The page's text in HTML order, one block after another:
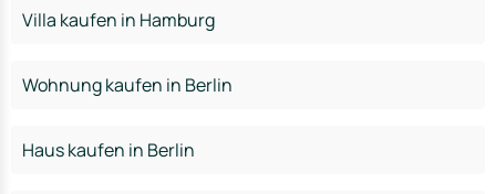
Villa kaufen in Hamburg
Wohnung kaufen in Berlin
Haus kaufen in Berlin